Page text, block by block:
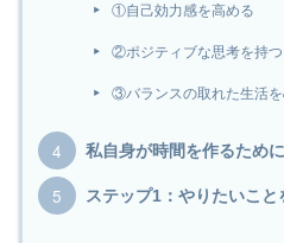
①自己効力感を高める
②ポジティブな思考を持つ
③バランスの取れた生活を
私自身が時間を作るため
ステップ1：やりたいこと